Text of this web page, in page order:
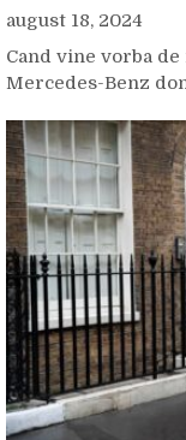
august 18, 2024
Cand vine vorba
Mercedes-Benz